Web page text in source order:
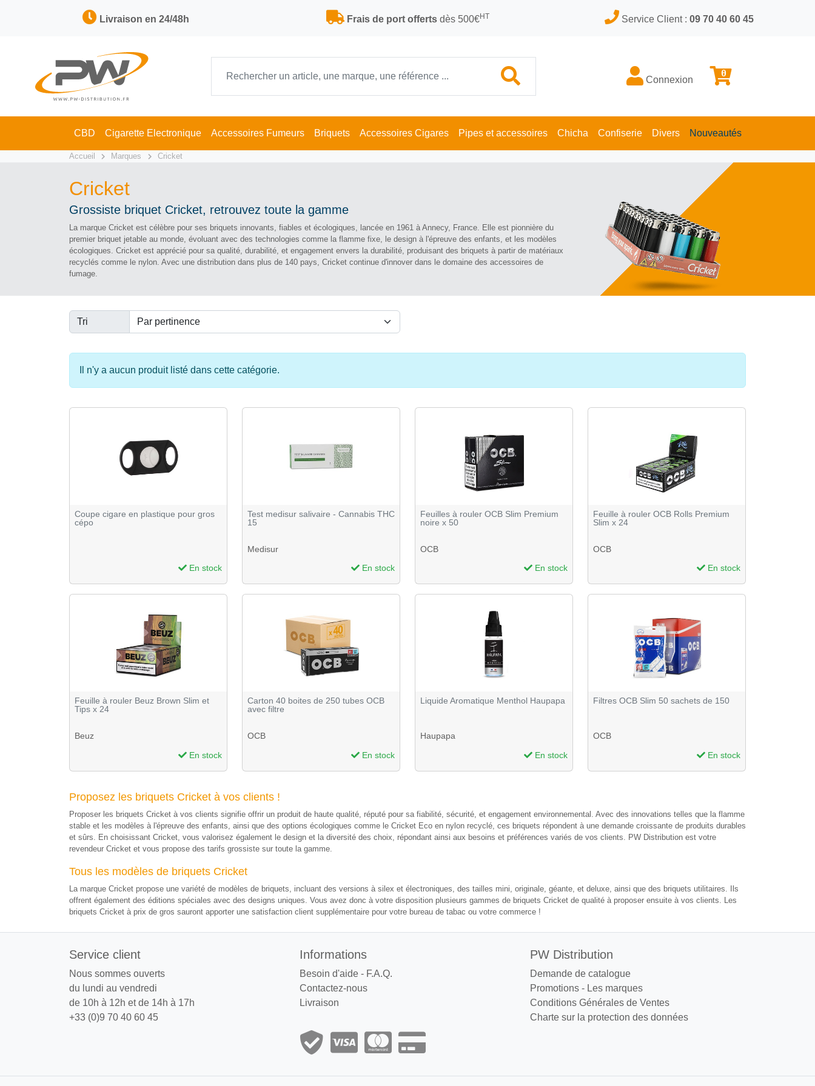
Livraison en 24/48h Frais de port offertsdès 500€HT Service Client : 09 70 40 60 45
Connexion
0
CBD Cigarette Electronique Accessoires Fumeurs Briquets Accessoires Cigares Pipes et accessoires Chicha Confiserie Divers Nouveautés
Accueil Marques Cricket
Cricket
Grossiste briquet Cricket, retrouvez toute la gamme
La marque Cricket est célèbre pour ses briquets innovants, fiables et écologiques, lancée en 1961 à Annecy, France. Elle est pionnière du
premier briquet jetable au monde, évoluant avec des technologies comme la flamme fixe, le design à l'épreuve des enfants, et les modèles
écologiques. Cricket est apprécié pour sa qualité, durabilité, et engagement envers la durabilité, produisant des briquets à partir de matériaux
recyclés comme le nylon. Avec une distribution dans plus de 140 pays, Cricket continue d'innover dans le domaine des accessoires de
fumage.
Tri
Il n'y a aucun produit listé dans cette catégorie.
Coupe cigare en plastique pour gros
cépo
En stock
Test medisur salivaire - Cannabis THC
15
Medisur
En stock
Feuilles à rouler OCB Slim Premium
noire x 50
OCB
En stock
Feuille à rouler OCB Rolls Premium
Slim x 24
OCB
En stock
Feuille à rouler Beuz Brown Slim et
Tips x 24
Beuz
En stock
Carton 40 boites de 250 tubes OCB
avec filtre
OCB
En stock
Liquide Aromatique Menthol Haupapa
Haupapa
En stock
Filtres OCB Slim 50 sachets de 150
OCB
En stock
Proposez les briquets Cricket à vos clients !
Proposer les briquets Cricket à vos clients signifie offrir un produit de haute qualité, réputé pour sa fiabilité, sécurité, et engagement environnemental. Avec des innovations telles que la flamme
stable et les modèles à l'épreuve des enfants, ainsi que des options écologiques comme le Cricket Eco en nylon recyclé, ces briquets répondent à une demande croissante de produits durables
et sûrs. En choisissant Cricket, vous valorisez également le design et la diversité des choix, répondant ainsi aux besoins et préférences variés de vos clients. PW Distribution est votre
revendeur Cricket et vous propose des tarifs grossiste sur toute la gamme.
Tous les modèles de briquets Cricket
La marque Cricket propose une variété de modèles de briquets, incluant des versions à silex et électroniques, des tailles mini, originale, géante, et deluxe, ainsi que des briquets utilitaires. Ils
offrent également des éditions spéciales avec des designs uniques. Vous avez donc à votre disposition plusieurs gammes de briquets Cricket de qualité à proposer ensuite à vos clients. Les
briquets Cricket à prix de gros sauront apporter une satisfaction client supplémentaire pour votre bureau de tabac ou votre commerce !
Service client
Nous sommes ouverts
du lundi au vendredi
de 10h à 12h et de 14h à 17h
+33 (0)9 70 40 60 45
Informations
Besoin d'aide - F.A.Q.
Contactez-nous
Livraison
PW Distribution
Demande de catalogue
Promotions - Les marques
Conditions Générales de Ventes
Charte sur la protection des données